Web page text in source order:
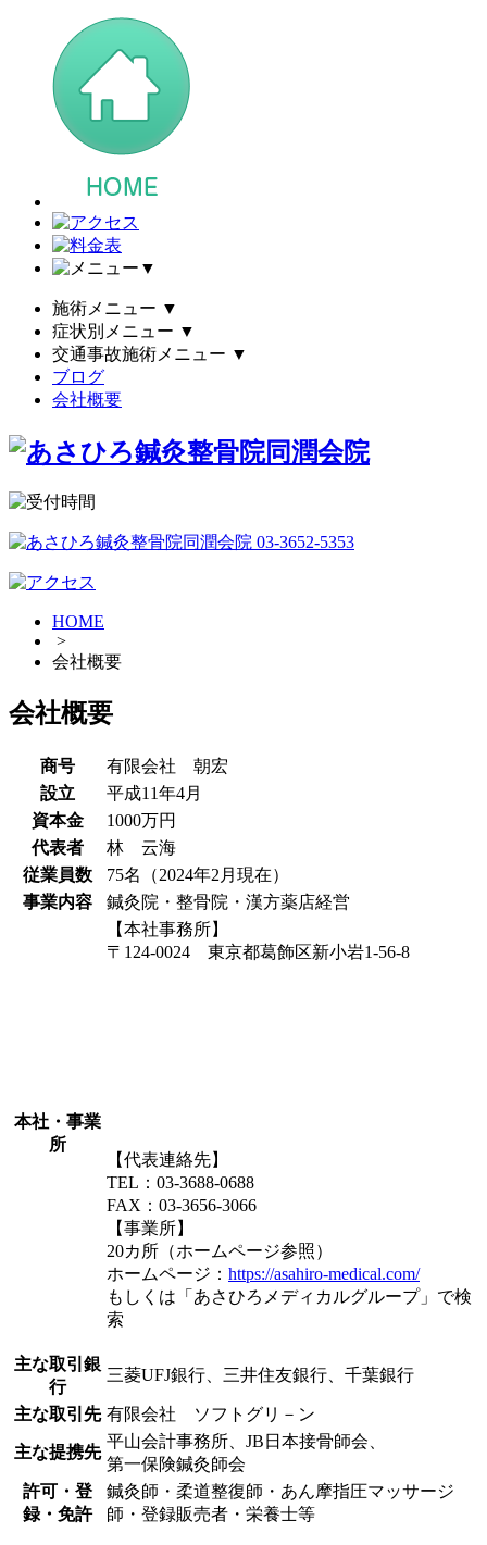
▼
施術メニュー ▼
症状別メニュー ▼
交通事故施術メニュー ▼
ブログ
会社概要
HOME
>
会社概要
会社概要
商号
有限会社 朝宏
設立
平成11年4月
資本金
1000万円
代表者
林 云海
従業員数
75名（2024年2月現在）
事業内容
鍼灸院・整骨院・漢方薬店経営
本社・事業
所
【本社事務所】
〒124-0024 東京都葛飾区新小岩1-56-8
【代表連絡先】
TEL：03-3688-0688
FAX：03-3656-3066
【事業所】
20カ所（ホームページ参照）
ホームページ： https://asahiro-medical.com/
もしくは「あさひろメディカルグループ」で検
索
主な取引銀
行
三菱UFJ銀行、三井住友銀行、千葉銀行
主な取引先 有限会社 ソフトグリ－ン
主な提携先
平山会計事務所、JB日本接骨師会、
第一保険鍼灸師会
許可・登
録・免許
鍼灸師・柔道整復師・あん摩指圧マッサージ
師・登録販売者・栄養士等